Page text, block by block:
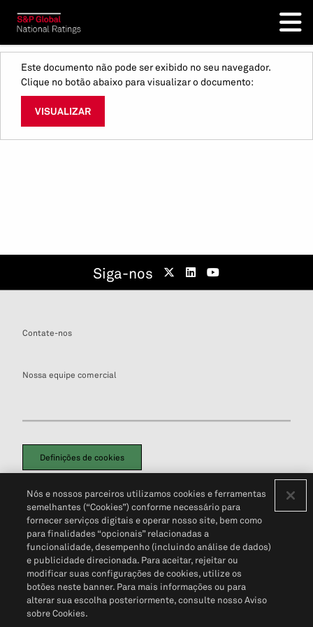
Este documento não pode ser exibido no seu navegador.
Clique no botão abaixo para visualizar o documento:
VISUALIZAR
Siga-nos
Contate-nos
Nossa equipe comercial
Definições de cookies
Política de PrivacidadePortal de privacidade do cliente (em inglês)
Não Venda Minhas Informações Pessoais© 2026 S&P Global
Nós e nossos parceiros utilizamos cookies e ferramentas
semelhantes (“Cookies”) conforme necessário para
fornecer serviços digitais e operar nosso site, bem como
para finalidades “opcionais” relacionadas a
funcionalidade, desempenho (incluindo análise de dados)
e publicidade direcionada. Para aceitar, rejeitar ou
modificar suas configurações de cookies, utilize os
botões neste banner. Para mais informações ou para
alterar sua escolha posteriormente, consulte nosso Aviso
sobre Cookies.